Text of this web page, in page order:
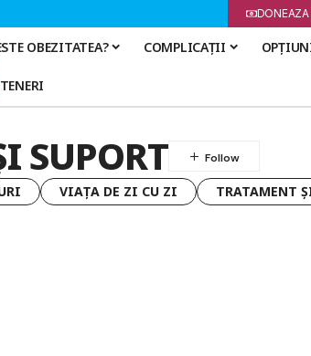
OBEZITATEA? COMPLICAȚII
SUPORT
VIAȚA DE ZI CU ZI TRATAMENT